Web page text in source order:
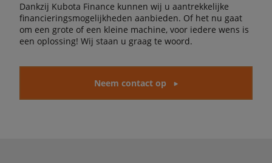
Dankzij Kubota Finance kunnen wij u aantrekkelijke
financieringsmogelijkheden aanbieden. Of het nu gaat
om een grote of een kleine machine, voor iedere wens is
een oplossing! Wij staan u graag te woord.
Neem contact op